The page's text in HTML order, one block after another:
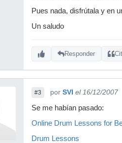
Pues nada, disfrútala y en
Un saludo
Responder
#3 por SVI el 16/12/2007
Se me habían pasado:
Online Drum Lessons for
Drum Lessons